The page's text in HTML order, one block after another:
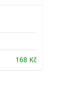
168 Kč